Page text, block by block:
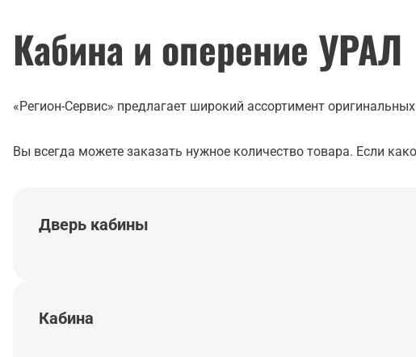
Кабина и оперение УРАЛ
«Регион-Сервис» предлагает широкий ассортимент
Вы всегда можете заказать нужное количество товара. Если
Дверь кабины
Кабина